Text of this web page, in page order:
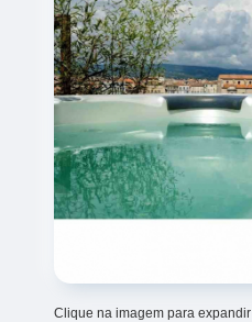
Clique na imagem para expandir